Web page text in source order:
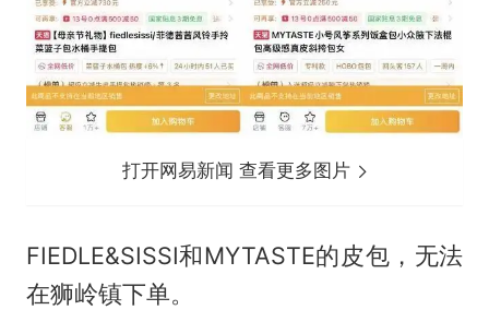
打开网易新闻 查看更多图片
FIEDLE&SISSI和MYTASTE的皮包，无法
在狮岭镇下单。